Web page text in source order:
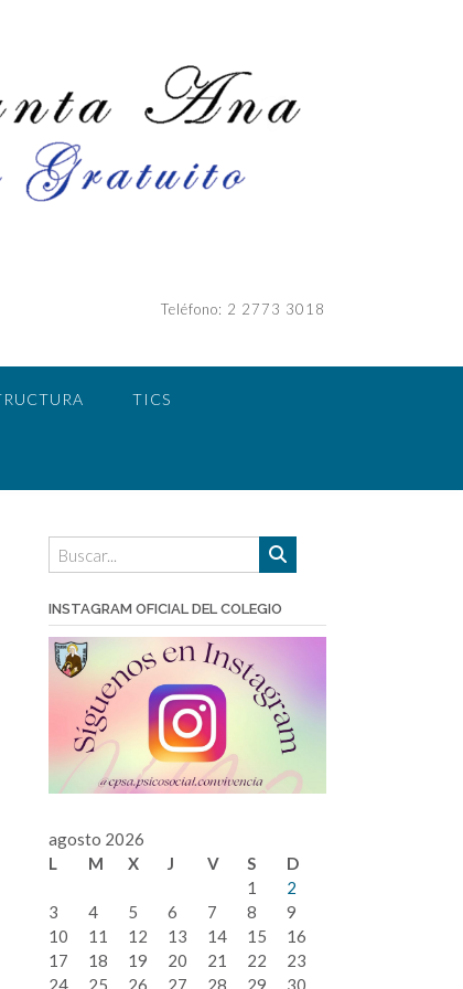
Teléfono: 2 2773 3018
TICS
INSTAGRAM OFICIAL DEL COLEGIO
agosto 2026
L
M X J V S
D
1
2
3
4 5 6 7 8
9
10
11 12 13 14 15
16
17
18 19 20 21 22
23
24
25 26 27 28 29
30